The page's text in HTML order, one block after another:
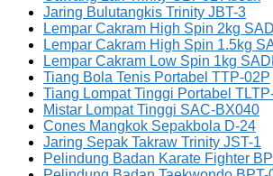
Jaring Bulutangkis Trinity JBT-3
Lempar Cakram High Spin 2kg
Lempar Cakram High Spin 1.5kg
Lempar Cakram Low Spin 1kg
Tiang Bola Tenis Portabel TTP-02P
Tiang Lompat Tinggi Portabel
Mistar Lompat Tinggi SAC-BX040
Cones Mangkok Sepakbola D-24
Jaring Sepak Takraw Trinity JST-1
Pelindung Badan Karate Fighter